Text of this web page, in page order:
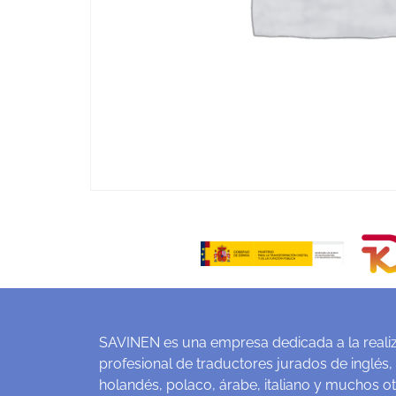
SAVINEN es una empresa dedicada a la
profesional de traductores jurados de
holandés, polaco, árabe, italiano y muchos